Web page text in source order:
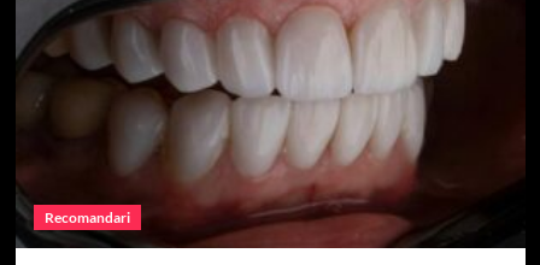
Recomandari